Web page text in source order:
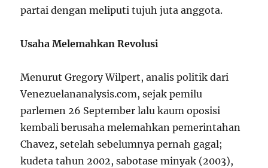
partai dengan meliputi tujuh juta anggota.
Usaha Melemahkan Revolusi
Menurut Gregory Wilpert, analis politik dari
Venezuelananalysis.com, sejak pemilu
parlemen 26 September lalu kaum oposisi
kembali berusaha melemahkan pemerintahan
Chavez, setelah sebelumnya pernah gagal;
kudeta tahun 2002, sabotase minyak (2003),